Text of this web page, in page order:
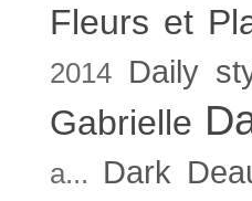
Fleurs et
2014
Daily
Gabrielle
a... Dark